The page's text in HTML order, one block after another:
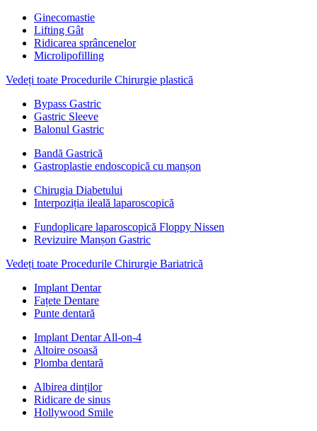
Ginecomastie
Lifting Gât
Ridicarea sprâncenelor
Microlipofilling
Vedeți toate Procedurile Chirurgie plastică
Bypass Gastric
Gastric Sleeve
Balonul Gastric
Bandă Gastrică
Gastroplastie endoscopică cu manșon
Chirugia Diabetului
Interpoziția ileală laparoscopică
Fundoplicare laparoscopică Floppy Nissen
Revizuire Manșon Gastric
Vedeți toate Procedurile Chirurgie Bariatrică
Implant Dentar
Fațete Dentare
Punte dentară
Implant Dentar All-on-4
Altoire osoasă
Plomba dentară
Albirea dinților
Ridicare de sinus
Hollywood Smile